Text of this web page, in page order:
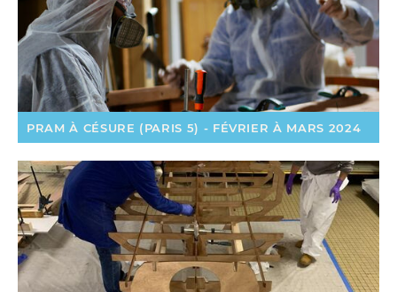
PRAM À CÉSURE (PARIS 5) - FÉVRIER À MARS 2024